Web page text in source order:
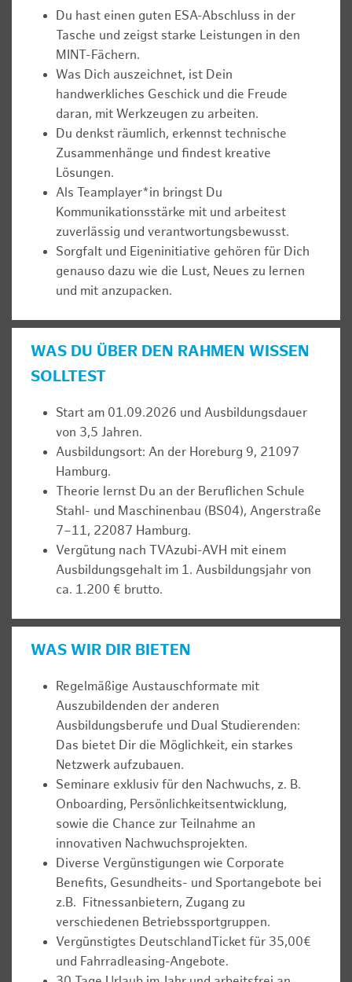
Du hast einen guten ESA-Abschluss in der
Tasche und zeigst starke Leistungen in den
MINT-Fächern.
Was Dich auszeichnet, ist Dein
handwerkliches Geschick und die Freude
daran, mit Werkzeugen zu arbeiten.
Du denkst räumlich, erkennst technische
Zusammenhänge und findest kreative
Lösungen.
Als Teamplayer*in bringst Du
Kommunikationsstärke mit und arbeitest
zuverlässig und verantwortungsbewusst.
Sorgfalt und Eigeninitiative gehören für Dich
genauso dazu wie die Lust, Neues zu lernen
und mit anzupacken.
WAS DU ÜBER DEN RAHMEN WISSEN
SOLLTEST
Start am 01.09.2026 und Ausbildungsdauer
von 3,5 Jahren.
Ausbildungsort: An der Horeburg 9, 21097
Hamburg.
Theorie lernst Du an der Beruflichen Schule
Stahl- und Maschinenbau (BS04), Angerstraße
7–11, 22087 Hamburg.
Vergütung nach TVAzubi-AVH mit einem
Ausbildungsgehalt im 1. Ausbildungsjahr von
ca. 1.200 € brutto.
WAS WIR DIR BIETEN
Regelmäßige Austauschformate mit
Auszubildenden der anderen
Ausbildungsberufe und Dual Studierenden:
Das bietet Dir die Möglichkeit, ein starkes
Netzwerk aufzubauen.
Seminare exklusiv für den Nachwuchs, z. B.
Onboarding, Persönlichkeitsentwicklung,
sowie die Chance zur Teilnahme an
innovativen Nachwuchsprojekten.
Diverse Vergünstigungen wie Corporate
Benefits, Gesundheits- und Sportangebote bei
z.B. Fitnessanbietern, Zugang zu
verschiedenen Betriebssportgruppen.
Vergünstigtes DeutschlandTicket für 35,00€
und Fahrradleasing-Angebote.